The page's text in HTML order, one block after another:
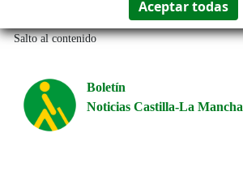
Salto al contenido
Boletín
Noticias Castilla-La Mancha